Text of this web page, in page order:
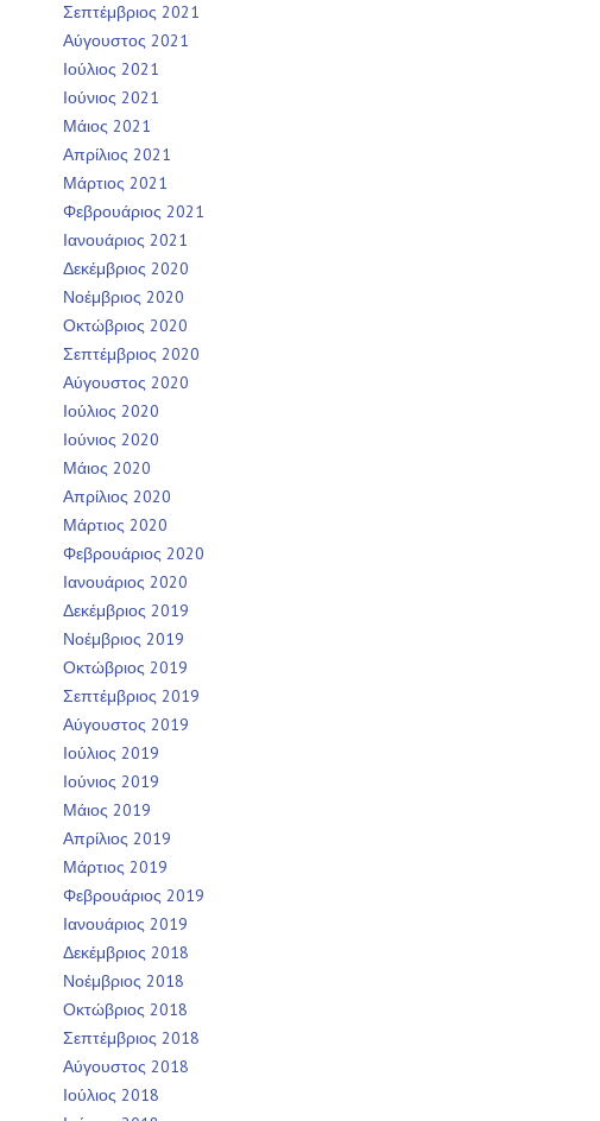
Σεπτέμβριος 2021
Αύγουστος 2021
Ιούλιος 2021
Ιούνιος 2021
Μάιος 2021
Απρίλιος 2021
Μάρτιος 2021
Φεβρουάριος 2021
Ιανουάριος 2021
Δεκέμβριος 2020
Νοέμβριος 2020
Οκτώβριος 2020
Σεπτέμβριος 2020
Αύγουστος 2020
Ιούλιος 2020
Ιούνιος 2020
Μάιος 2020
Απρίλιος 2020
Μάρτιος 2020
Φεβρουάριος 2020
Ιανουάριος 2020
Δεκέμβριος 2019
Νοέμβριος 2019
Οκτώβριος 2019
Σεπτέμβριος 2019
Αύγουστος 2019
Ιούλιος 2019
Ιούνιος 2019
Μάιος 2019
Απρίλιος 2019
Μάρτιος 2019
Φεβρουάριος 2019
Ιανουάριος 2019
Δεκέμβριος 2018
Νοέμβριος 2018
Οκτώβριος 2018
Σεπτέμβριος 2018
Αύγουστος 2018
Ιούλιος 2018